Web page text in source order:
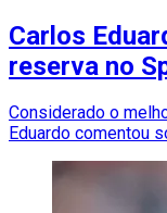
Carlos
reserva no
Considerado o
Eduardo comentou